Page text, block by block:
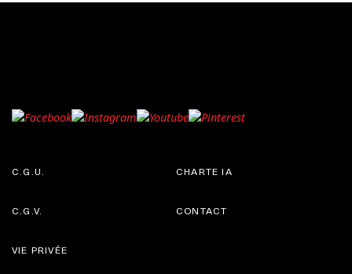
C.G.U.
C.G.V.
CHARTE IA
CONTACT
VIE PRIVÉE